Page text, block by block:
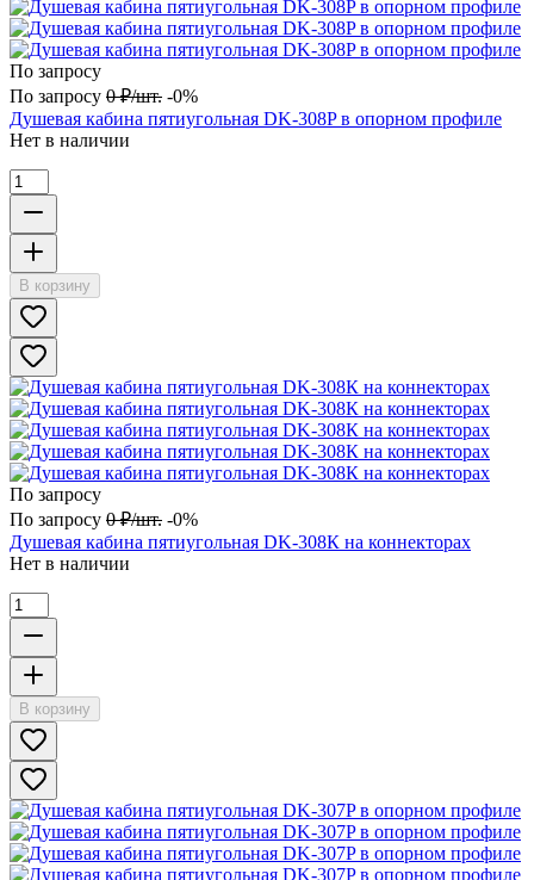
По запросу
По запросу 0 ₽/шт. -0%
Душевая кабина пятиугольная DK-308P в опорном профиле
Нет в наличии
В корзину
По запросу
По запросу 0 ₽/шт. -0%
Душевая кабина пятиугольная DK-308К на коннекторах
Нет в наличии
В корзину